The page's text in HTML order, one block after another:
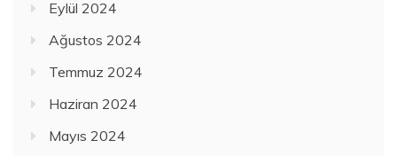
Eylül 2024
Ağustos 2024
Temmuz 2024
Haziran 2024
Mayıs 2024